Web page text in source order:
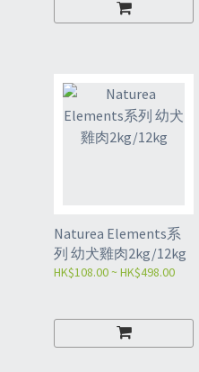
Naturea Elements系
列 幼犬雞肉2kg/12kg
HK$108.00 ~ HK$498.00